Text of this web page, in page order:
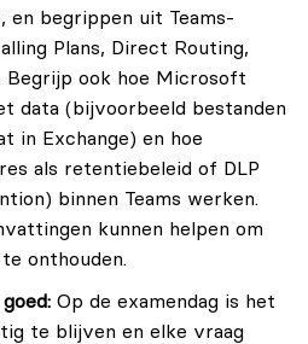
en begrippen uit Teams-
Plans, Direct Routing,
Begrijp ook hoe Microsoft
data (bijvoorbeeld bestanden
in Exchange) en hoe
als retentiebeleid of DLP
binnen Teams werken.
kunnen helpen om
onthouden.
Op de examendag is het
te blijven en elke vraag